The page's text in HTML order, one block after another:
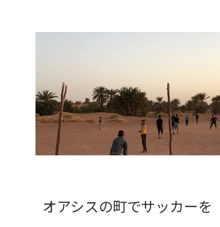
オアシスの町でサッカーを